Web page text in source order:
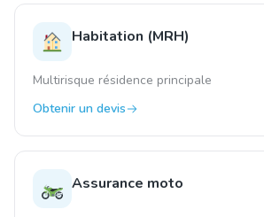
Habitation (MRH)
Multirisque résidence principale
Obtenir un devis
Assurance moto